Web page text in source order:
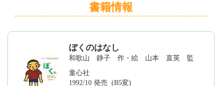
書籍情報
ぼくのはなし
和歌山 静子 作・絵 山本 直英 監
童心社
1992/10 発売 (B5変)